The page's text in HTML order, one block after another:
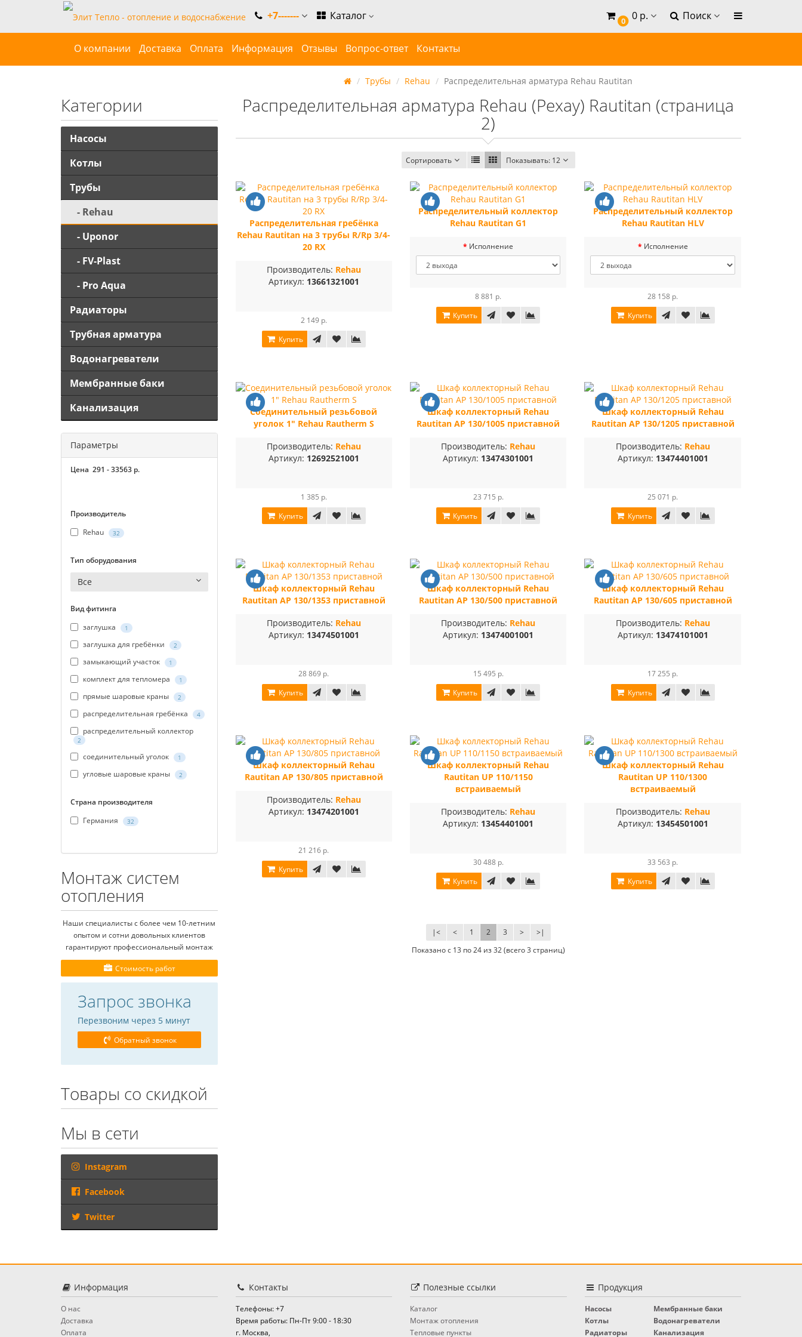
+7------- Каталог 0 0 р. Поиск
О компании Доставка Оплата Информация Отзывы Вопрос-ответ Контакты
Категории
Насосы
Котлы
Трубы
- Rehau
- Uponor
- FV-Plast
- Pro Aqua
Радиаторы
Трубная арматура
Водонагреватели
Мембранные баки
Канализация
Параметры
Цена 291 -33563 р.
Производитель
Rehau
32
Тип оборудования
Все
Вид фитинга
заглушка
1
заглушка для гребёнки 2
замыкающий участок 1
комплект для тепломера 1
прямые шаровые краны 2
распределительная гребёнка 4
распределительный коллектор
2
соединительный уголок 1
угловые шаровые краны 2
Страна производителя
Германия
32
Монтаж систем
отопления
Наши специалисты с более чем 10-летним
опытом и сотни довольных клиентов
гарантируют профессиональный монтаж
Стоимость работ
Запрос звонка
Перезвоним через 5 минут
Обратный звонок
Товары со скидкой
Мы в сети
Instagram
Facebook
Twitter
Трубы Rehau Распределительная арматура Rehau Rautitan
Распределительная арматура Rehau (Рехау) Rautitan (страница
2)
Сортировать Показывать: 12
Распределительная гребёнка
Rehau Rautitan на 3 трубы R/Rp 3/4-
20 RX
Производитель: Rehau
Артикул: 13661321001
2 149 р.
Купить
Распределительный коллектор
Rehau Rautitan G1
Исполнение
8 881 р.
Купить
Распределительный коллектор
Rehau Rautitan HLV
Исполнение
28 158 р.
Купить
Соединительный резьбовой
уголок 1" Rehau Rautherm S
Производитель: Rehau
Артикул: 12692521001
1 385 р.
Купить
Шкаф коллекторный Rehau
Rautitan AP 130/1005 приставной
Производитель: Rehau
Артикул: 13474301001
23 715 р.
Купить
Шкаф коллекторный Rehau
Rautitan AP 130/1205 приставной
Производитель: Rehau
Артикул: 13474401001
25 071 р.
Купить
Шкаф коллекторный Rehau
Rautitan AP 130/1353 приставной
Производитель: Rehau
Артикул: 13474501001
28 869 р.
Купить
Шкаф коллекторный Rehau
Rautitan AP 130/500 приставной
Производитель: Rehau
Артикул: 13474001001
15 495 р.
Купить
Шкаф коллекторный Rehau
Rautitan AP 130/605 приставной
Производитель: Rehau
Артикул: 13474101001
17 255 р.
Купить
Шкаф коллекторный Rehau
Rautitan AP 130/805 приставной
Производитель: Rehau
Артикул: 13474201001
21 216 р.
Купить
Шкаф коллекторный Rehau
Rautitan UP 110/1150
встраиваемый
Производитель: Rehau
Артикул: 13454401001
30 488 р.
Купить
Шкаф коллекторный Rehau
Rautitan UP 110/1300
встраиваемый
Производитель: Rehau
Артикул: 13454501001
33 563 р.
Купить
|< < 1 2 3 > >|
Показано с 13 по 24 из 32 (всего 3 страниц)
Информация
О нас
Доставка
Оплата
Контакты
Телефоны: +7
Время работы: Пн-Пт 9:00 - 18:30
г. Москва,
Полезные ссылки
Каталог
Монтаж отопления
Тепловые пункты
Продукция
Насосы
Мембранные баки
Котлы
Водонагреватели
Радиаторы
Канализация